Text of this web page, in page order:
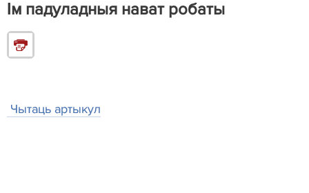
Ім падуладныя нават робаты
Чытаць артыкул